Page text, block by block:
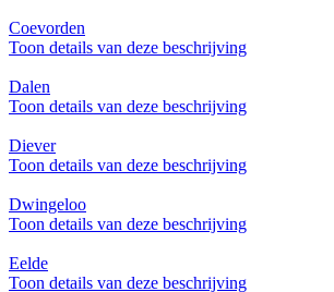
Coevorden
Toon details van deze beschrijving
Dalen
Toon details van deze beschrijving
Diever
Toon details van deze beschrijving
Dwingeloo
Toon details van deze beschrijving
Eelde
Toon details van deze beschrijving